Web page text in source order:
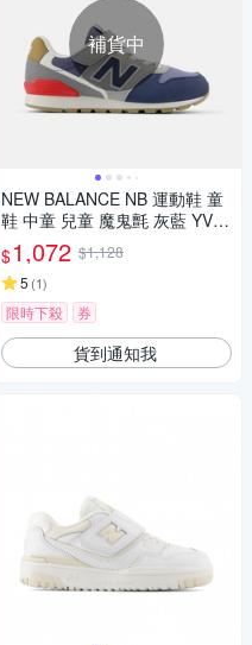
補貨中
NEW BALANCE NB 運動鞋 童
鞋 中童 兒童 魔鬼氈 灰藍 YV99
6RN3
$1,072 $1,128
5 (1)
限時下殺 券
貨到通知我